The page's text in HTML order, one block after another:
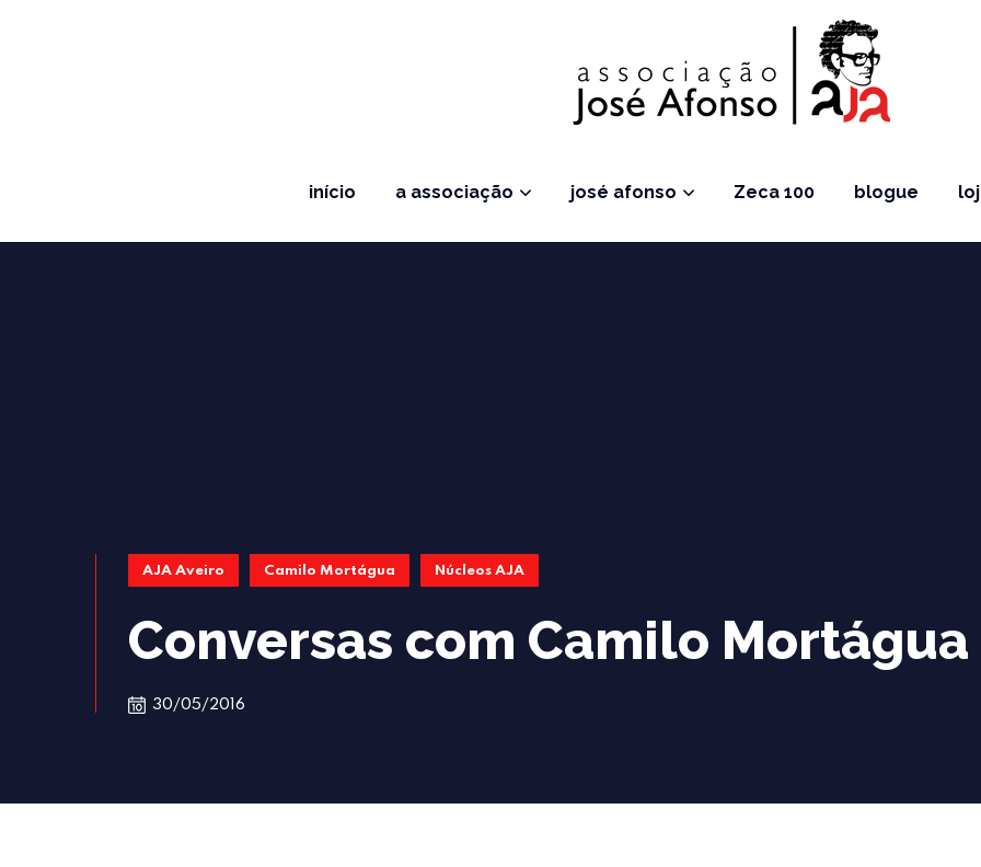
início a associação josé afonso Zeca 100 blogue
AJA Aveiro Camilo Mortágua Núcleos AJA
Conversas com Camilo Mortágua
30/05/2016